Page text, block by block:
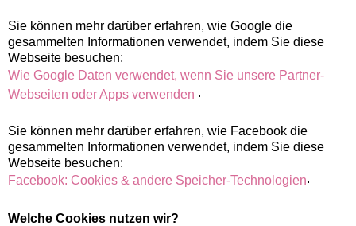
Sie können mehr darüber erfahren, wie Google die
gesammelten Informationen verwendet, indem Sie diese
Webseite besuchen:
Wie Google Daten verwendet, wenn Sie unsere Partner-
Webseiten oder Apps verwenden .
Sie können mehr darüber erfahren, wie Facebook die
gesammelten Informationen verwendet, indem Sie diese
Webseite besuchen:
Facebook: Cookies & andere Speicher-Technologien.
Welche Cookies nutzen wir?